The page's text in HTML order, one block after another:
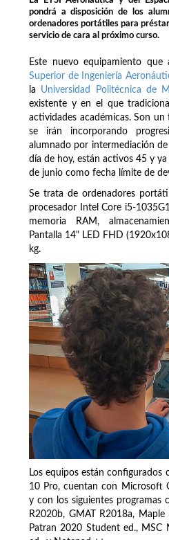
pondrá a disposición de los
ordenadores portátiles para
servicio de cara al próximo curso.
Este nuevo equipamiento que
Superior de Ingeniería
la Universidad Politécnica de
existente y en el que
actividades académicas. Son
se irán incorporando
alumnado por intermediación de
día de hoy, están activos 45 y
de junio como fecha límite de
Se trata de ordenadores
procesador Intel Core i5-
memoria RAM,
Pantalla 14" LED FHD
kg.
Los equipos están
10 Pro, cuentan con Microsoft
y con los siguientes programas
R2020b, GMAT R2018a,
Patran 2020 Student ed., MSC